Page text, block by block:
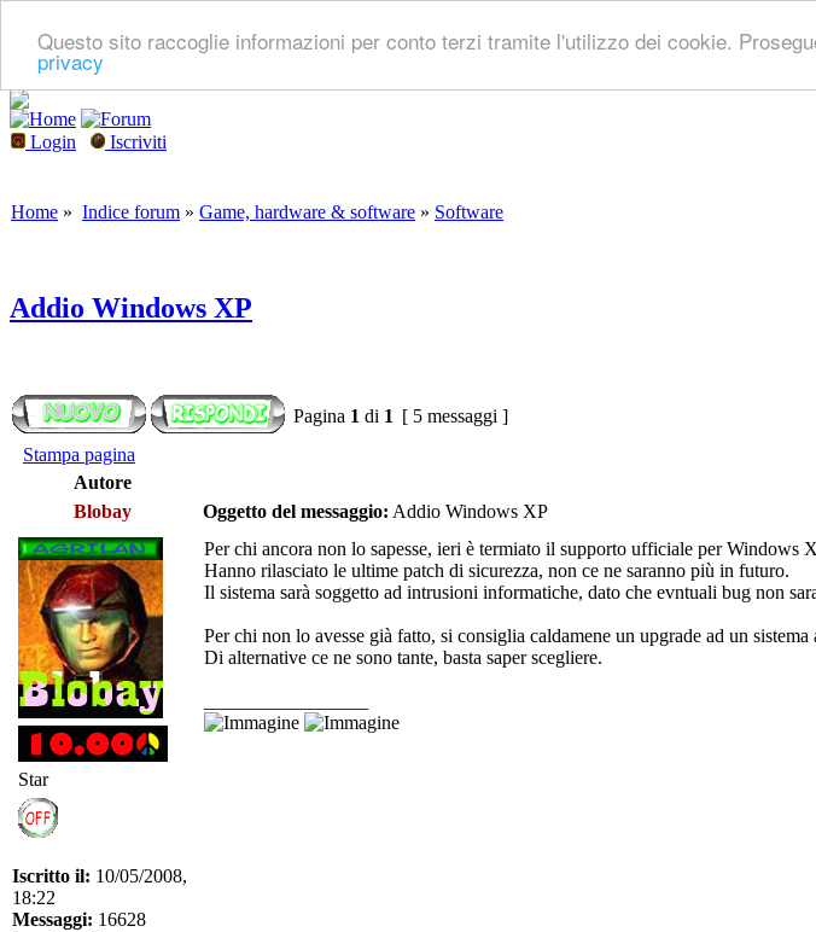
Questo sito raccoglie informazioni per conto terzi tramite l'utilizzo dei cookie.
privacy
Login Iscriviti
Home » Indice forum » Game, hardware & software » Software
Addio Windows XP
Pagina 1 di 1 [ 5 messaggi ]
Stampa pagina
Autore
Blobay
Oggetto del messaggio: Addio Windows XP
Star
Iscritto il: 10/05/2008,
18:22
Messaggi: 16628
Per chi ancora non lo sapesse, ieri è termiato il supporto ufficiale per Windows
Hanno rilasciato le ultime patch di sicurezza, non ce ne saranno più in futuro.
Il sistema sarà soggetto ad intrusioni informatiche, dato che evntuali bug non
Per chi non lo avesse già fatto, si consiglia caldamene un upgrade ad un sistema
Di alternative ce ne sono tante, basta saper scegliere.